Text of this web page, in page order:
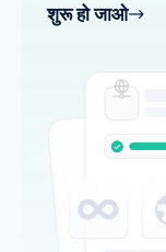
शुरू हो जाओ